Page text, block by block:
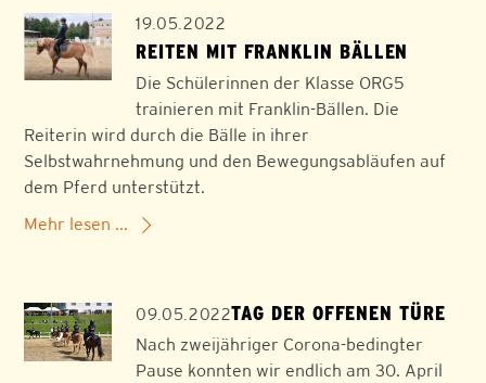
19.05.2022
REITEN MIT FRANKLIN BÄLLEN
Die Schülerinnen der Klasse ORG5
trainieren mit Franklin-Bällen. Die
Reiterin wird durch die Bälle in ihrer
Selbstwahrnehmung und den Bewegungsabläufen auf
dem Pferd unterstützt.
Mehr lesen ...
09.05.2022TAG DER OFFENEN TÜRE
Nach zweijähriger Corona-bedingter
Pause konnten wir endlich am 30. April